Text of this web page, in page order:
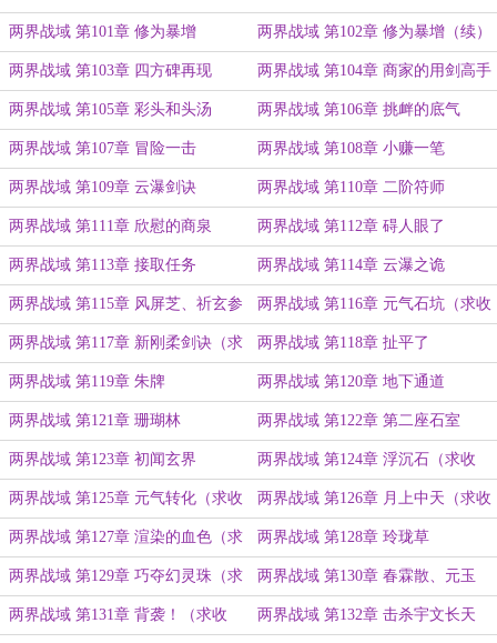
两界战域 第101章 修为暴增 两界战域 第102章 修为暴增（续）
两界战域 第103章 四方碑再现 两界战域 第104章 商家的用剑高手
两界战域 第105章 彩头和头汤 两界战域 第106章 挑衅的底气
两界战域 第107章 冒险一击 两界战域 第108章 小赚一笔
两界战域 第109章 云瀑剑诀 两界战域 第110章 二阶符师
两界战域 第111章 欣慰的商泉 两界战域 第112章 碍人眼了
两界战域 第113章 接取任务 两界战域 第114章 云瀑之诡
两界战域 第115章 风屏芝、祈玄参
（求收藏）
两界战域 第116章 元气石坑（求收
藏）
两界战域 第117章 新刚柔剑诀（求
收藏）
两界战域 第118章 扯平了
两界战域 第119章 朱牌 两界战域 第120章 地下通道
两界战域 第121章 珊瑚林 两界战域 第122章 第二座石室
两界战域 第123章 初闻玄界 两界战域 第124章 浮沉石（求收
藏）
两界战域 第125章 元气转化（求收
藏）
两界战域 第126章 月上中天（求收
藏）
两界战域 第127章 渲染的血色（求
收藏）
两界战域 第128章 玲珑草
两界战域 第129章 巧夺幻灵珠（求
收藏）
两界战域 第130章 春霖散、元玉
两界战域 第131章 背袭！（求收 两界战域 第132章 击杀宇文长天